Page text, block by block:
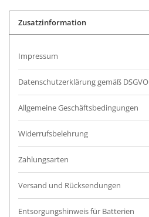
Zusatzinformation
Impressum
Datenschutzerklärung gemäß DSGVO
Allgemeine Geschäftsbedingungen
Widerrufsbelehrung
Zahlungsarten
Versand und Rücksendungen
Entsorgungshinweis für Batterien